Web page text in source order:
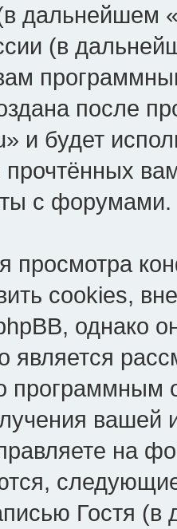
дальнейшем
(в
после
и будет
с форумами.
просмотра
cookies,
однако
является
программным
на
Гостя